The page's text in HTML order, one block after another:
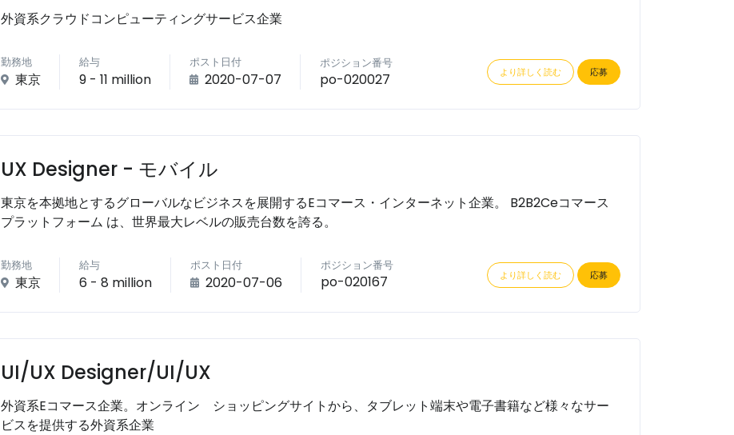
外資系クラウドコンピューティングサービス企業
勤務地
東京
給与
9 - 11 million
ポスト日付
2020-07-07
ポジション番号
po-020027 より詳しく読む 応募
UX Designer - モバイル
東京を本拠地とするグローバルなビジネスを展開するEコマース・インターネット企業。 B2B2Ceコマース
プラットフォーム は、世界最大レベルの販売台数を誇る。
勤務地
東京
給与
6 - 8 million
ポスト日付
2020-07-06
ポジション番号
po-020167 より詳しく読む 応募
UI/UX Designer/UI/UX
外資系Eコマース企業。オンライン ショッピングサイトから、タブレット端末や電子書籍など様々なサー
ビスを提供する外資系企業